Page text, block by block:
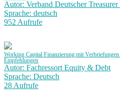
Autor: Verband Deutscher Treasurer
Sprache: deutsch
952 Aufrufe
Working Capital Finanzierung mit
Empfehlungen
Autor: Fachressort Equity & Debt
Sprache: Deutsch
28 Aufrufe